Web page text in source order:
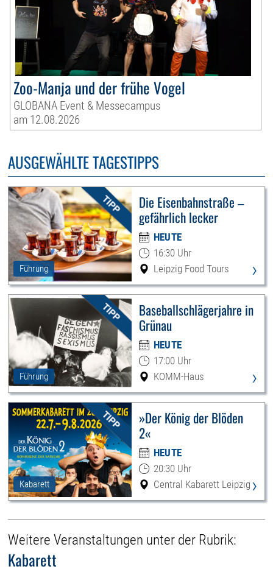
Zoo-Manja und der frühe Vogel
GLOBANA Event & Messecampus
am 12.08.2026
AUSGEWÄHLTE TAGESTIPPS
Führung
Die Eisenbahnstraße –
gefährlich lecker
HEUTE
16:30 Uhr
Leipzig Food Tours
›
Führung
Baseballschlägerjahre in
Grünau
HEUTE
17:00 Uhr
KOMM-Haus
›
Kabarett
»Der König der Blöden
2«
HEUTE
20:30 Uhr
Central Kabarett Leipzig ›
Weitere Veranstaltungen unter der Rubrik:
Kabarett